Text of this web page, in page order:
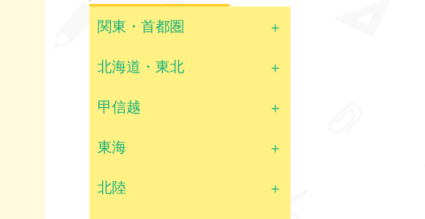
関東・首都圏
北海道・東北
甲信越
東海
北陸